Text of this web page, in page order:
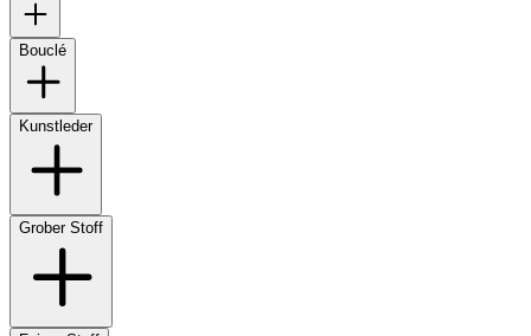
Bouclé
Kunstleder
Grober Stoff